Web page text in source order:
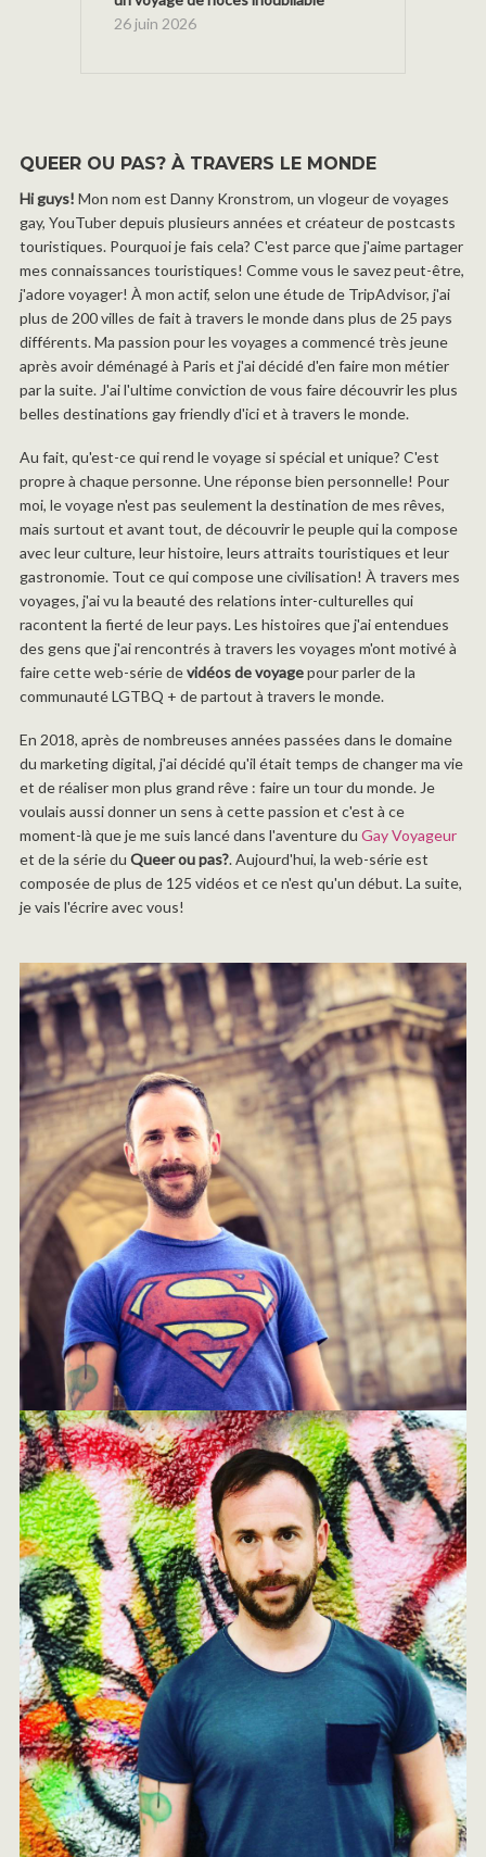
26 juin 2026
QUEER OU PAS? À TRAVERS LE MONDE
Hi guys! Mon nom est Danny Kronstrom, un vlogeur de voyages
gay, YouTuber depuis plusieurs années et créateur de postcasts
touristiques. Pourquoi je fais cela? C'est parce que j'aime partager
mes connaissances touristiques! Comme vous le savez peut-être,
j'adore voyager! À mon actif, selon une étude de TripAdvisor, j'ai
plus de 200 villes de fait à travers le monde dans plus de 25 pays
différents. Ma passion pour les voyages a commencé très jeune
après avoir déménagé à Paris et j'ai décidé d'en faire mon métier
par la suite. J'ai l'ultime conviction de vous faire découvrir les plus
belles destinations gay friendly d'ici et à travers le monde.
Au fait, qu'est-ce qui rend le voyage si spécial et unique? C'est
propre à chaque personne. Une réponse bien personnelle! Pour
moi, le voyage n'est pas seulement la destination de mes rêves,
mais surtout et avant tout, de découvrir le peuple qui la compose
avec leur culture, leur histoire, leurs attraits touristiques et leur
gastronomie. Tout ce qui compose une civilisation! À travers mes
voyages, j'ai vu la beauté des relations inter-culturelles qui
racontent la fierté de leur pays. Les histoires que j'ai entendues
des gens que j'ai rencontrés à travers les voyages m'ont motivé à
faire cette web-série devidéos de voyagepour parler de la
communauté LGTBQ + de partout à travers le monde.
En 2018, après de nombreuses années passées dans le domaine
du marketing digital, j'ai décidé qu'il était temps de changer ma vie
et de réaliser mon plus grand rêve : faire un tour du monde. Je
voulais aussi donner un sens à cette passion et c'est à ce
moment-là que je me suis lancé dans l'aventure du Gay Voyageur
et de la série du Queer ou pas?. Aujourd'hui, la web-série est
composée de plus de 125 vidéos et ce n'est qu'un début. La suite,
je vais l'écrire avec vous!